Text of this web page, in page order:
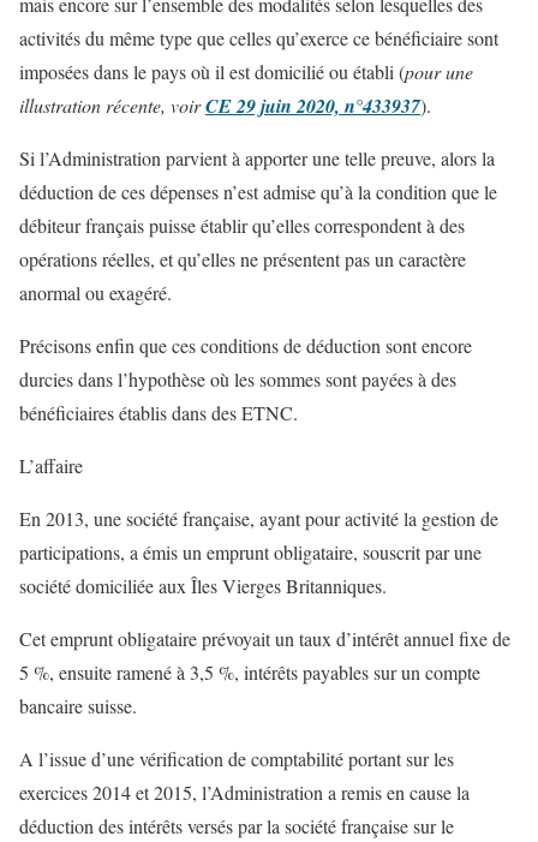
activités du même type que celles qu’exerce ce bénéficiaire sont
imposées dans le pays où il est domicilié ou établi (pour une
illustration récente, voirCE 29 juin 2020, n°433937).
Si l’Administration parvient à apporter une telle preuve, alors la
déduction de ces dépenses n’est admise qu’à la condition que le
débiteur français puisse établir qu’elles correspondent à des
opérations réelles, et qu’elles ne présentent pas un caractère
anormal ou exagéré.
Précisons enfin que ces conditions de déduction sont encore
durcies dans l’hypothèse où les sommes sont payées à des
bénéficiaires établis dans des ETNC.
L’affaire
En 2013, une société française, ayant pour activité la gestion de
participations, a émis un emprunt obligataire, souscrit par une
société domiciliée aux Îles Vierges Britanniques.
Cet emprunt obligataire prévoyait un taux d’intérêt annuel fixe de
5 %, ensuite ramené à 3,5 %, intérêts payables sur un compte
bancaire suisse.
A l’issue d’une vérification de comptabilité portant sur les
exercices 2014 et 2015, l’Administration a remis en cause la
déduction des intérêts versés par la société française sur le